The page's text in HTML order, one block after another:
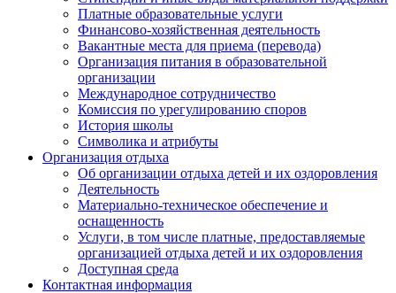
Платные образовательные услуги
Финансово-хозяйственная деятельность
Вакантные места для приема (перевода)
Организация питания в образовательной
организации
Международное сотрудничество
Комиссия по урегулированию споров
История школы
Символика и атрибуты
Организация отдыха
Об организации отдыха детей и их оздоровления
Деятельность
Материально-техническое обеспечение и
оснащенность
Услуги, в том числе платные, предоставляемые
организацией отдыха детей и их оздоровления
Доступная среда
Контактная информация